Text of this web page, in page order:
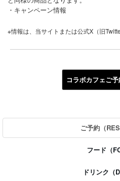
・キャンペーン情報
※情報は、当サイトまたは公式X（旧
コラボカフェご
ご予約 （
フード （
ドリンク （